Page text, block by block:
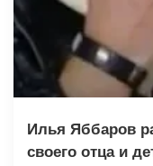
Илья Яббаров
своего отца и